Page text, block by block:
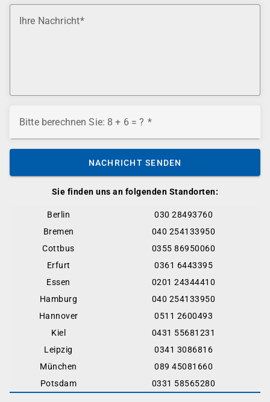
Sie finden uns an folgenden Standorten:
Berlin
030 28493760
Bremen
040 254133950
Cottbus
0355 86950060
Erfurt
0361 6443395
Essen
0201 24344410
Hamburg
040 254133950
Hannover
0511 2600493
Kiel
0431 55681231
Leipzig
0341 3086816
München
089 45081660
Potsdam
0331 58565280
Ihre Nachricht
Bitte berechnen Sie: 8 + 6 = ?
NACHRICHT SENDEN